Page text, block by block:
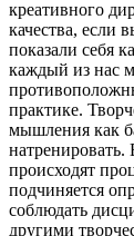
креативного
качества, если
показали себя
каждый из нас
практике.
мышления как
натренировать.
происходят
подчиняется
соблюдать
другими